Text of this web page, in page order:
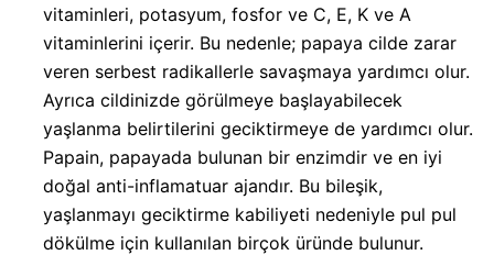
vitaminleri, potasyum, fosfor ve C, E, K ve A
vitaminlerini içerir. Bu nedenle; papaya cilde zarar
veren serbest radikallerle savaşmaya yardımcı olur.
Ayrıca cildinizde görülmeye başlayabilecek
yaşlanma belirtilerini geciktirmeye de yardımcı olur.
Papain, papayada bulunan bir enzimdir ve en iyi
doğal anti-inflamatuar ajandır. Bu bileşik,
yaşlanmayı geciktirme kabiliyeti nedeniyle pul pul
dökülme için kullanılan birçok üründe bulunur.